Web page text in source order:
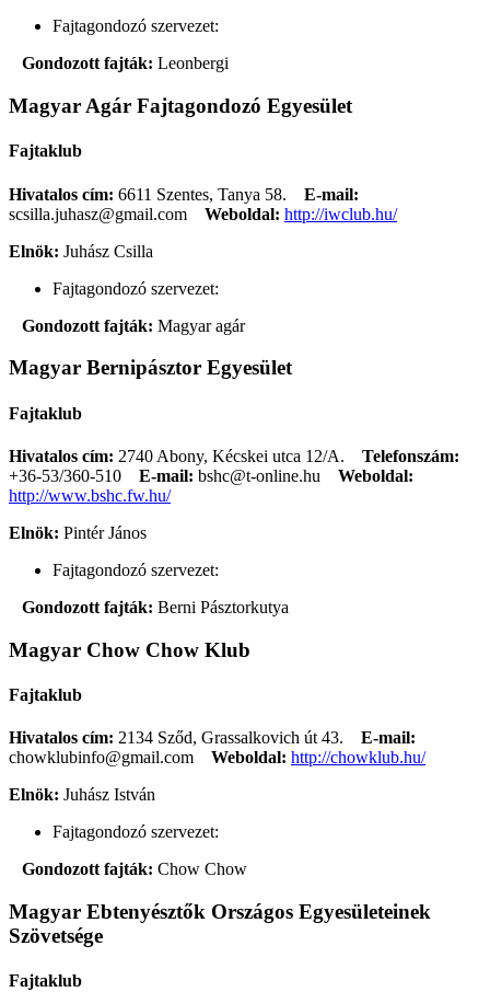
Fajtagondozó szervezet:
Gondozott fajták: Leonbergi
Magyar Agár Fajtagondozó Egyesület
Fajtaklub
Hivatalos cím: 6611 Szentes, Tanya 58. E-mail:
scsilla.juhasz@gmail.com
Weboldal: http://iwclub.hu/
Elnök: Juhász Csilla
Fajtagondozó szervezet:
Gondozott fajták: Magyar agár
Magyar Bernipásztor Egyesület
Fajtaklub
Hivatalos cím: 2740 Abony, Kécskei utca 12/A. Telefonszám:
+36-53/360-510
E-mail: bshc@t-online.hu
Weboldal:
http://www.bshc.fw.hu/
Elnök: Pintér János
Fajtagondozó szervezet:
Gondozott fajták: Berni Pásztorkutya
Magyar Chow Chow Klub
Fajtaklub
Hivatalos cím: 2134 Sződ, Grassalkovich út 43. E-mail:
chowklubinfo@gmail.com
Weboldal: http://chowklub.hu/
Elnök: Juhász István
Fajtagondozó szervezet:
Gondozott fajták: Chow Chow
Magyar Ebtenyésztők Országos Egyesületeinek
Szövetsége
Fajtaklub